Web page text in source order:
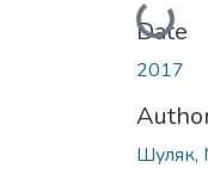
Loading...
Date
2017
Шуляк,